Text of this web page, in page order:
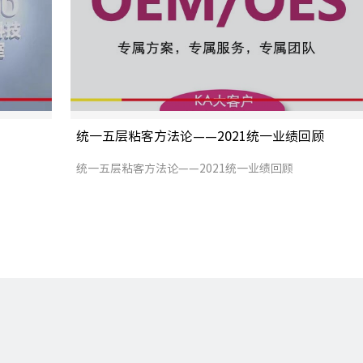
统一五层粘客方法论——2021统一业绩回顾
统一五层粘客方法论——2021统一业绩回顾